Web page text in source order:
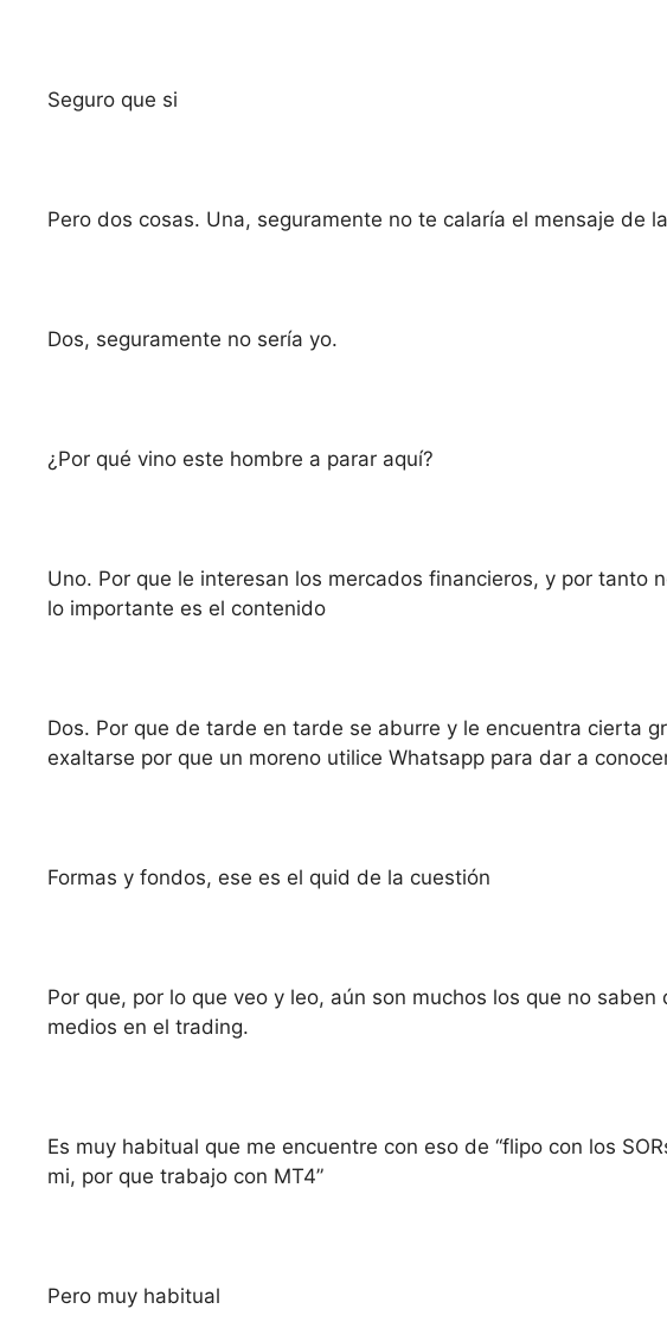
Seguro que si
Pero dos cosas. Una, seguramente no te calaría el mensaje de
Dos, seguramente no sería yo.
¿Por qué vino este hombre a parar aquí?
Uno. Por que le interesan los mercados financieros, y por tanto
lo importante es el contenido
Dos. Por que de tarde en tarde se aburre y le encuentra cierta
exaltarse por que un moreno utilice Whatsapp para dar a
Formas y fondos, ese es el quid de la cuestión
Por que, por lo que veo y leo, aún son muchos los que no
medios en el trading.
Es muy habitual que me encuentre con eso de “flipo con los
mi, por que trabajo con MT4”
Pero muy habitual